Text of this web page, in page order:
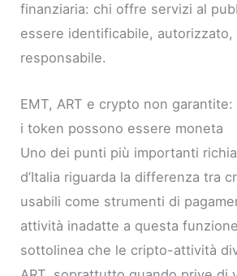
finanziaria: chi offre servizi al
essere identificabile, autorizzato,
responsabile.
EMT, ART e crypto non
i token possono essere moneta
Uno dei punti più importanti
d’Italia riguarda la differenza tra
usabili come strumenti di
attività inadatte a questa
sottolinea che le cripto-attività